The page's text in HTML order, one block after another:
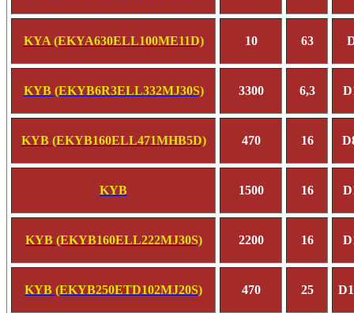
KYA (EKYA630ELL100ME11D) 10 63
KYB (EKYB6R3ELL332MJ30S) 3300 6,3
KYB (EKYB160ELL471MHB5D) 470 16
KYB 1500 16
KYB (EKYB160ELL222MJ30S) 2200 16
KYB (EKYB250ETD102MJ20S) 470 25